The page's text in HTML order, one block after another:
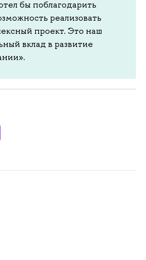
бы поблагодарить
реализовать
проект. Это наш
вклад в развитие